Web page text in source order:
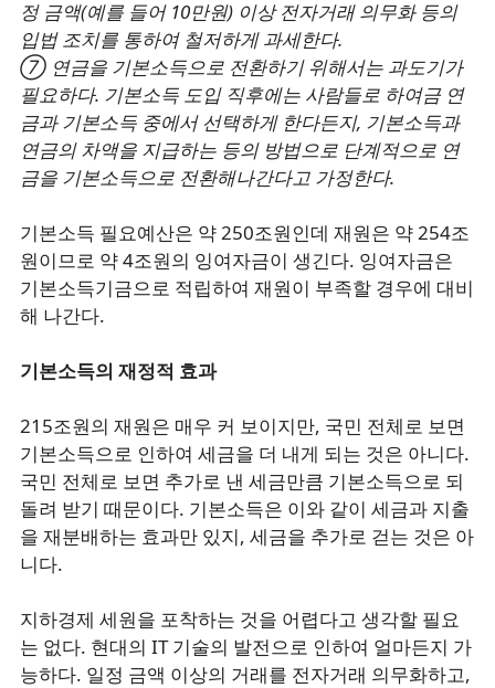
정 금액(예를 들어 10만원) 이상 전자거래 의무화 등의
입법 조치를 통하여 철저하게 과세한다.
⑦ 연금을 기본소득으로 전환하기 위해서는 과도기가
필요하다. 기본소득 도입 직후에는 사람들로 하여금 연
금과 기본소득 중에서 선택하게 한다든지, 기본소득과
연금의 차액을 지급하는 등의 방법으로 단계적으로 연
금을 기본소득으로 전환해나간다고 가정한다.
기본소득 필요예산은 약 250조원인데 재원은 약 254조
원이므로 약 4조원의 잉여자금이 생긴다. 잉여자금은
기본소득기금으로 적립하여 재원이 부족할 경우에 대비
해 나간다.
기본소득의 재정적 효과
215조원의 재원은 매우 커 보이지만, 국민 전체로 보면
기본소득으로 인하여 세금을 더 내게 되는 것은 아니다.
국민 전체로 보면 추가로 낸 세금만큼 기본소득으로 되
돌려 받기 때문이다. 기본소득은 이와 같이 세금과 지출
을 재분배하는 효과만 있지, 세금을 추가로 걷는 것은 아
니다.
지하경제 세원을 포착하는 것을 어렵다고 생각할 필요
는 없다. 현대의 IT 기술의 발전으로 인하여 얼마든지 가
능하다. 일정 금액 이상의 거래를 전자거래 의무화하고,